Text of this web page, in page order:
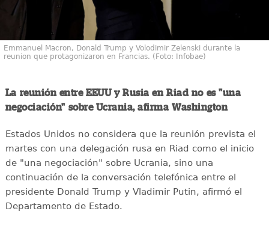
Emmanuel Macron, Donald Trump y Volodimir Zelenski durante la
reunion que protagonizaron en Francias. (Foto: Infobae)
La reunión entre EEUU y Rusia en Riad no es "una
negociación" sobre Ucrania, afirma Washington
Estados Unidos no considera que la reunión prevista el
martes con una delegación rusa en Riad como el inicio
de "una negociación" sobre Ucrania, sino una
continuación de la conversación telefónica entre el
presidente Donald Trump y Vladimir Putin, afirmó el
Departamento de Estado.